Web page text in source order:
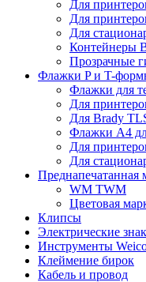
Для
Для
Для
Контейнеры
Прозрачные
Флажки P и T-
Флажки для
Для
Для Brady
Флажки A4
Для
Для
Преднапечатанная
WM TWM
Цветовая
Клипсы
Электрические
Инструменты
Клеймение бирок
Кабель и провод